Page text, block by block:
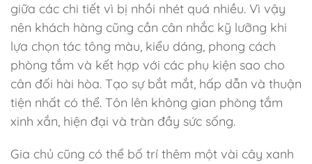
giữa các chi tiết vì bị nhồi nhét quá nhiều. Vì vậy
nên khách hàng cũng cần cân nhắc kỹ lưỡng khi
lựa chọn tác tông màu, kiểu dáng, phong cách
phòng tắm và kết hợp với các phụ kiện sao cho
cân đối hài hòa. Tạo sự bắt mắt, hấp dẫn và thuận
tiện nhất có thể. Tôn lên không gian phòng tắm
xinh xắn, hiện đại và tràn đầy sức sống.
Gia chủ cũng có thể bố trí thêm một vài cây xanh